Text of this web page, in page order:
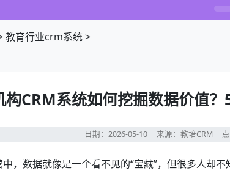
教育行业crm系统>
构CRM系统如何挖掘数据价值
日期：2026-05-10来源：教培CRM
，数据就像是一个看不见的“宝藏”，但很多人却